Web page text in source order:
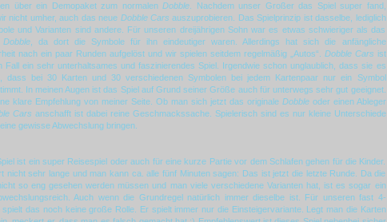
über ein Demopaket zum normalen Dobble . Nachdem unser Großer das Spiel super fand,
nicht umher, auch das neue Dobble Carsauszuprobieren. Das Spielprinzip ist dasselbe, lediglich
und Varianten sind andere. Für unseren dreijährigen Sohn war es etwas schwieriger als das
Dobble, da dort die Symbole für ihn eindeutiger waren. Allerdings hat sich die anfängliche
nach ein paar Runden aufgelöst und wir spielen seitdem regelmäßig „Autos“. Dobble Cars ist
Fall ein sehr unterhaltsames und faszinierendes Spiel. Irgendwie schon unglaublich, dass sie es
dass bei 30 Karten und 30 verschiedenen Symbolen bei jedem Kartenpaar nur ein Symbol
In meinen Augen ist das Spiel auf Grund seiner Größe auch für unterwegs sehr gut geeignet.
klare Empfehlung von meiner Seite. Ob man sich jetzt das originale Dobbleoder einen Ableger
Cars anschafft ist dabei reine Geschmackssache. Spielerisch sind es nur kleine Unterschiede
gewisse Abwechslung bringen.
ist ein super Reisespiel oder auch für eine kurze Partie vor dem Schlafen gehen für die Kinder.
nicht sehr lange und man kann ca. alle fünf Minuten sagen: Das ist jetzt die letzte Runde. Da die
so eng gesehen werden müssen und man viele verschiedene Varianten hat, ist es sogar ein
Auch wenn die Grundregel natürlich immer dieselbe ist. Für unseren fast 4-
spielt das noch keine große Rolle. Er spielt immer nur die Einsteigervariante. Legt man die Karten